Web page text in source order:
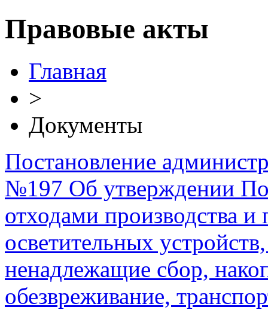
Правовые акты
Главная
>
Документы
Постановление
№197 Об утверждении
отходами производства и
осветительных
ненадлежащие сбор,
обезвреживание,